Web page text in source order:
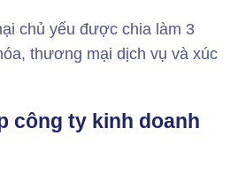
chủ yếu được chia làm 3
thương mại dịch vụ và xúc
công ty kinh doanh